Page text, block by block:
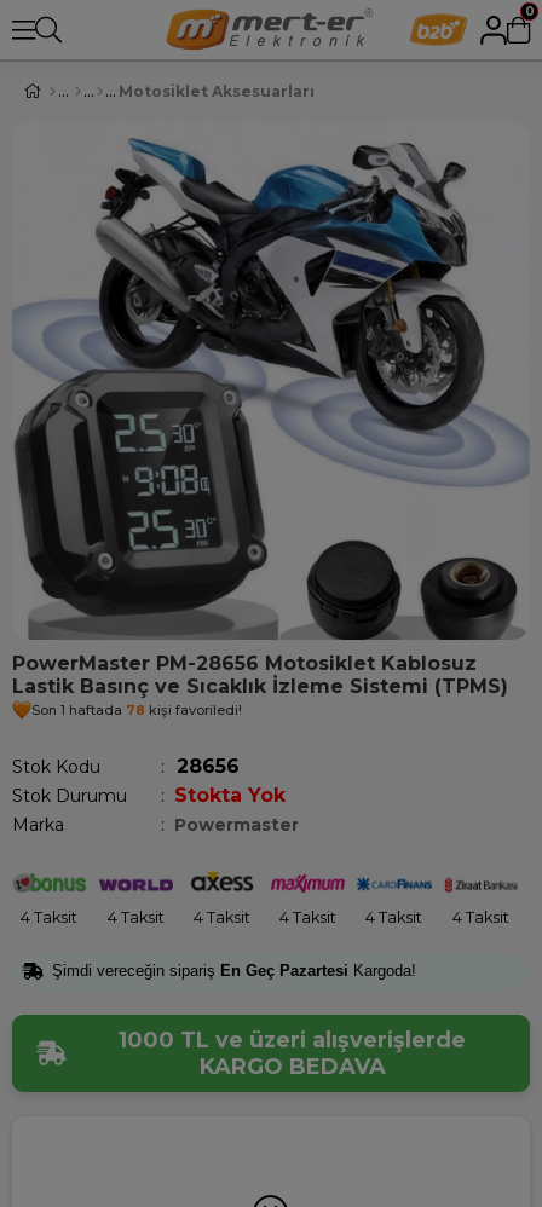
0
Motosiklet Aksesuarları
PowerMaster PM-28656 Motosiklet Kablosuz
Lastik Basınç ve Sıcaklık İzleme Sistemi (TPMS)
Son 1 haftada 78 kişi favoriledi!
Stok Kodu 28656
Stok Durumu : Stokta Yok
Marka : Powermaster
4 Taksit 4 Taksit 4 Taksit 4 Taksit 4 Taksit 4 Taksit
Şimdi vereceğin sipariş En Geç Pazartesi Kargoda!
1000 TL ve üzeri alışverişlerde
KARGO BEDAVA